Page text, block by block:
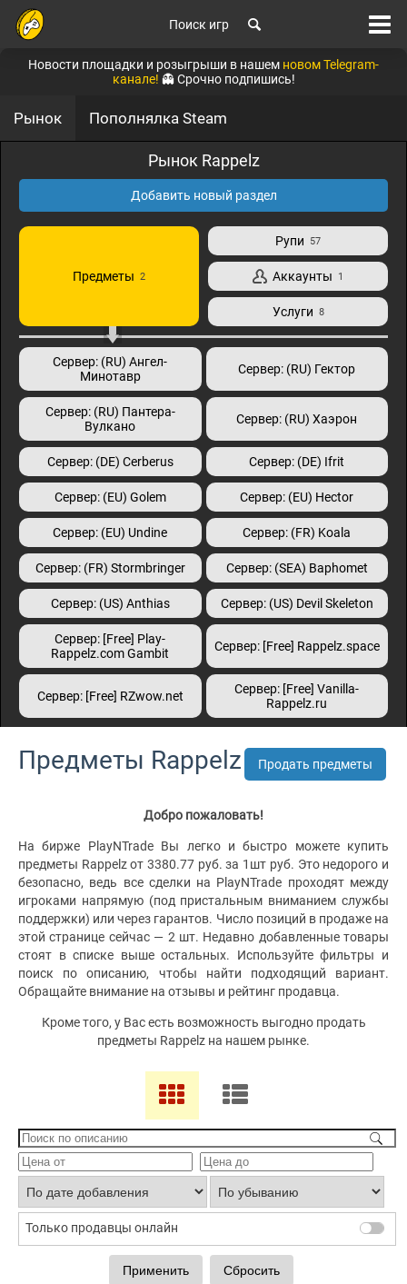
Поиск игр
Новости площадки и розыгрыши в нашем новом Telegram-
канале! 👻 Срочно подпишись!
Рынок Пополнялка Steam
Рынок Rappelz
Добавить новый раздел
Предметы 2
Рупи 57
Аккаунты 1
Услуги 8
Сервер: (RU) Ангел-
Минотавр
Сервер: (RU) Гектор
Сервер: (RU) Пантера-
Вулкано
Сервер: (RU) Хаэрон
Сервер: (DE) Cerberus Сервер: (DE) Ifrit
Сервер: (EU) Golem Сервер: (EU) Hector
Сервер: (EU) Undine Сервер: (FR) Koala
Сервер: (FR) Stormbringer Сервер: (SEA) Baphomet
Сервер: (US) Anthias Сервер: (US) Devil Skeleton
Сервер: [Free] Play-
Rappelz.com Gambit
Сервер: [Free] Rappelz.space
Сервер: [Free] RZwow.net
Сервер: [Free] Vanilla-
Rappelz.ru
Предметы Rappelz Продать предметы
Добро пожаловать!
На бирже PlayNTrade Вы легко и быстро можете купить
предметы Rappelz от 3380.77 руб. за 1шт руб. Это недорого и
безопасно, ведь все сделки на PlayNTrade проходят между
игроками напрямую (под пристальным вниманием службы
поддержки) или через гарантов. Число позиций в продаже на
этой странице сейчас — 2 шт. Недавно добавленные товары
стоят в списке выше остальных. Используйте фильтры и
поиск по описанию, чтобы найти подходящий вариант.
Обращайте внимание на отзывы и рейтинг продавца.
Кроме того, у Вас есть возможность выгодно продать
предметы Rappelz на нашем рынке.
Только продавцы онлайн